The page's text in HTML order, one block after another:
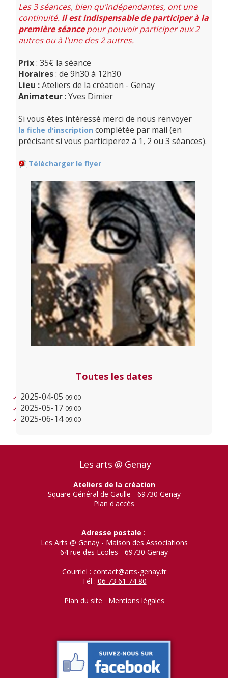
Les 3 séances, bien qu'indépendantes, ont une
continuité. il est indispensable de participer à la
première séancepour pouvoir participer aux 2
autres ou à l'une des 2 autres.
Prix: 35€ la séance
Horaires: de 9h30 à 12h30
Lieu :Ateliers de la création - Genay
Animateur: Yves Dimier
Si vous êtes intéressé merci de nous renvoyer
la fiche d'inscription complétée par mail (en
précisant si vous participerez à 1, 2 ou 3 séances).
Télécharger le flyer
Toutes les dates
2025-04-05 09:00
2025-05-17 09:00
2025-06-14 09:00
Les arts @ Genay
Ateliers de la création
Square Général de Gaulle - 69730 Genay
Plan d'accès
Adresse postale :
Les Arts @ Genay - Maison des Associations
64 rue des Ecoles - 69730 Genay
Courriel : contact@arts-genay.fr
Tél : 06 73 61 74 80
Plan du site
Mentions légales